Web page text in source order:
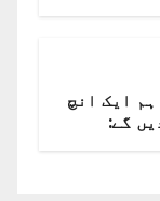
ایک انچ
گے: